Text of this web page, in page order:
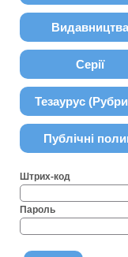
Видавництва
Серії
Тезаурус
Публічні
Штрих-код
Пароль